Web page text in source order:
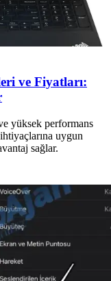
ve Fiyatları:
yüksek performans
uygun
sağlar.